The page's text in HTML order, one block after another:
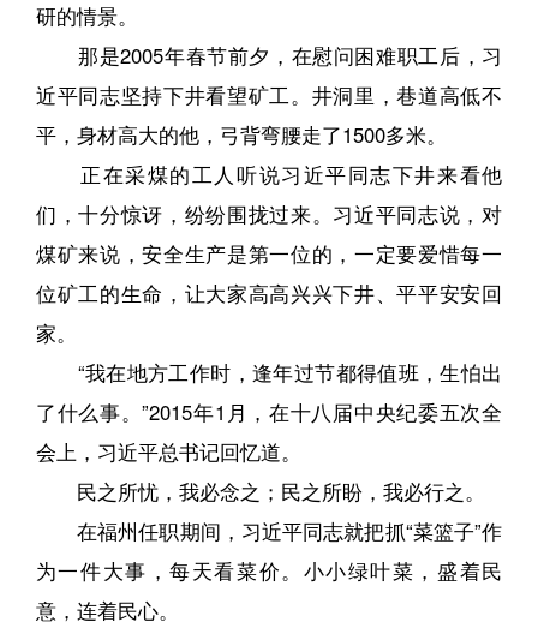
研的情景。
那是2005年春节前夕，在慰问困难职工后，习
近平同志坚持下井看望矿工。井洞里，巷道高低不
平，身材高大的他，弓背弯腰走了1500多米。
正在采煤的工人听说习近平同志下井来看他
们，十分惊讶，纷纷围拢过来。习近平同志说，对
煤矿来说，安全生产是第一位的，一定要爱惜每一
位矿工的生命，让大家高高兴兴下井、平平安安回
家。
“我在地方工作时，逢年过节都得值班，生怕出
了什么事。”2015年1月，在十八届中央纪委五次全
会上，习近平总书记回忆道。
民之所忧，我必念之；民之所盼，我必行之。
在福州任职期间，习近平同志就把抓“菜篮子”作
为一件大事，每天看菜价。小小绿叶菜，盛着民
意，连着民心。